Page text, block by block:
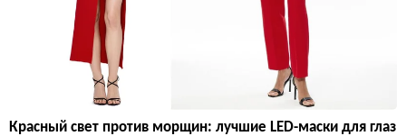
Красный свет против морщин: лучшие LED-маски для глаз